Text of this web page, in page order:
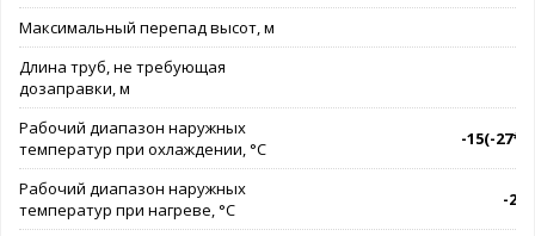
Максимальный перепад высот, м
Длина труб, не требующая
дозаправки, м
Рабочий диапазон наружных
температур при охлаждении, °C
-15(-
Рабочий диапазон наружных
температур при нагреве, °C
-